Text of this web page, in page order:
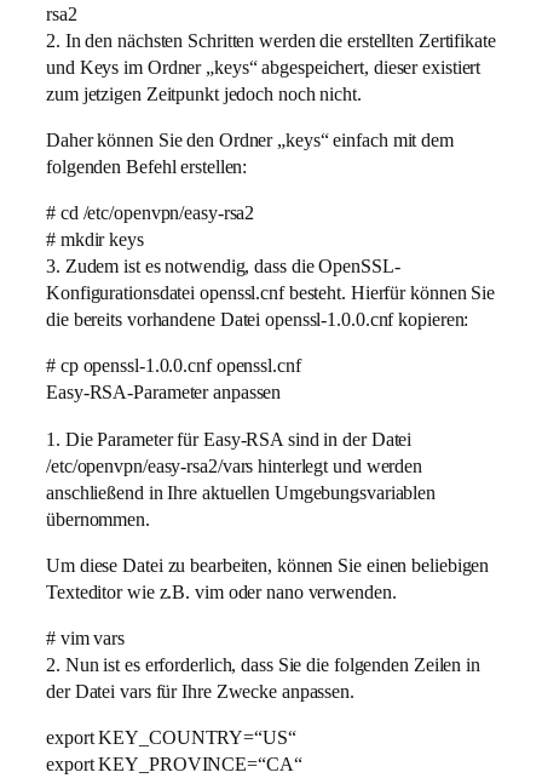
rsa2
2. In den nächsten Schritten werden die erstellten Zertifikate
und Keys im Ordner „keys“ abgespeichert, dieser existiert
zum jetzigen Zeitpunkt jedoch noch nicht.
Daher können Sie den Ordner „keys“ einfach mit dem
folgenden Befehl erstellen:
# cd /etc/openvpn/easy-rsa2
# mkdir keys
3. Zudem ist es notwendig, dass die OpenSSL-
Konfigurationsdatei openssl.cnf besteht. Hierfür können Sie
die bereits vorhandene Datei openssl-1.0.0.cnf kopieren:
# cp openssl-1.0.0.cnf openssl.cnf
Easy-RSA-Parameter anpassen
1. Die Parameter für Easy-RSA sind in der Datei
/etc/openvpn/easy-rsa2/vars hinterlegt und werden
anschließend in Ihre aktuellen Umgebungsvariablen
übernommen.
Um diese Datei zu bearbeiten, können Sie einen beliebigen
Texteditor wie z.B. vim oder nano verwenden.
# vim vars
2. Nun ist es erforderlich, dass Sie die folgenden Zeilen in
der Datei vars für Ihre Zwecke anpassen.
export KEY_COUNTRY=“US“
export KEY_PROVINCE=“CA“